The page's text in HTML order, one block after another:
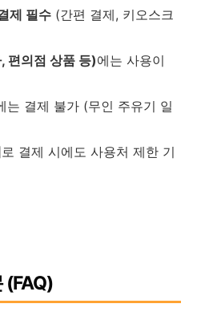
제 필수 (간편 결제, 키오스크
편의점 상품 등)에는 사용이
는 결제 불가 (무인 주유기 일
로 결제 시에도 사용처 제한 기
(FAQ)